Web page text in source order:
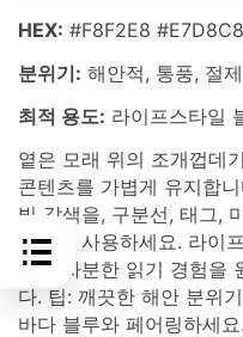
HEX: #F8F2E8
분위기: 해안적, 통풍, 절제
최적 용도: 라이프스타일
옅은 모래 위의 조개껍데
콘텐츠를 가볍게 유지합
빛 갈색을, 구분선, 태그,
이지를 사용하세요. 라이
럽고 차분한 읽기 경험을
다. 팁: 깨끗한 해안 분위
바다 블루와 페어링하세요.